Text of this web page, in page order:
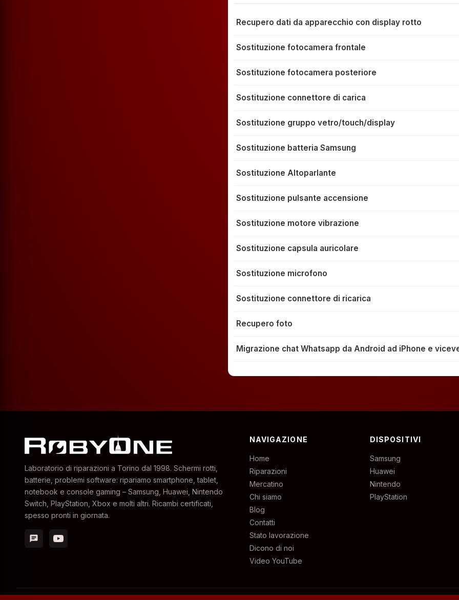
Recupero dati da apparecchio con display rotto
Sostituzione fotocamera frontale
Sostituzione fotocamera posteriore
Sostituzione connettore di carica
Sostituzione gruppo vetro/touch/display
Sostituzione batteria Samsung
Sostituzione Altoparlante
Sostituzione pulsante accensione
Sostituzione motore vibrazione
Sostituzione capsula auricolare
Sostituzione microfono
Sostituzione connettore di ricarica
Recupero foto
Migrazione chat Whatsapp da Android ad iPhone e
Laboratorio di riparazioni a Torino dal 1998. Schermi rotti,
batterie, problemi software: ripariamo smartphone, tablet,
notebook e console gaming – Samsung, Huawei, Nintendo
Switch, PlayStation, Xbox e molti altri. Ricambi certificati,
spesso pronti in giornata.
chat
NAVIGAZIONE
Home
Riparazioni
Mercatino
Chi siamo
Blog
Contatti
Stato lavorazione
Dicono di noi
Video YouTube
DISPOSITIVI
Samsung
Huawei
Nintendo
PlayStation